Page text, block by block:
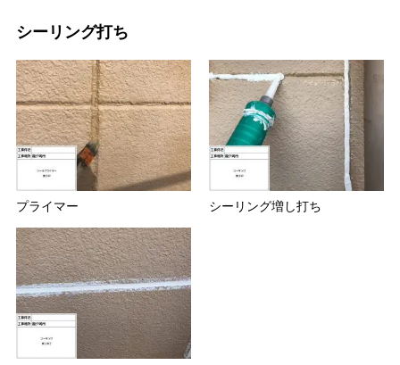
シーリング打ち
プライマー シーリング増し打ち